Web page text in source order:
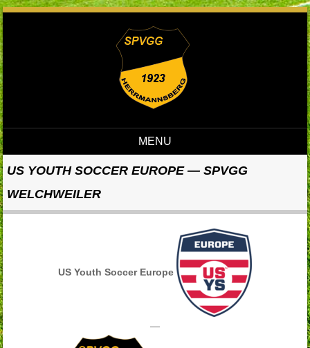
MENU
US YOUTH SOCCER EUROPE — SPVGG
WELCHWEILER
US Youth Soccer Europe
—